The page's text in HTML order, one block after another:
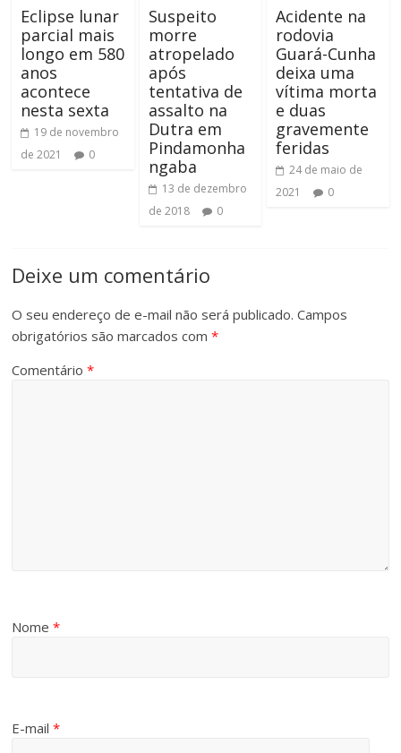
Eclipse lunar
parcial mais
longo em 580
anos
acontece
nesta sexta
19 de novembro
de 2021
0
Suspeito
morre
atropelado
após
tentativa de
assalto na
Dutra em
Pindamonha
ngaba
13 de dezembro
de 2018
0
Acidente na
rodovia
Guará-Cunha
deixa uma
vítima morta
e duas
gravemente
feridas
24 de maio de
2021
0
Deixe um comentário
O seu endereço de e-mail não será publicado. Campos
obrigatórios são marcados com*
Comentário*
Nome*
E-mail*